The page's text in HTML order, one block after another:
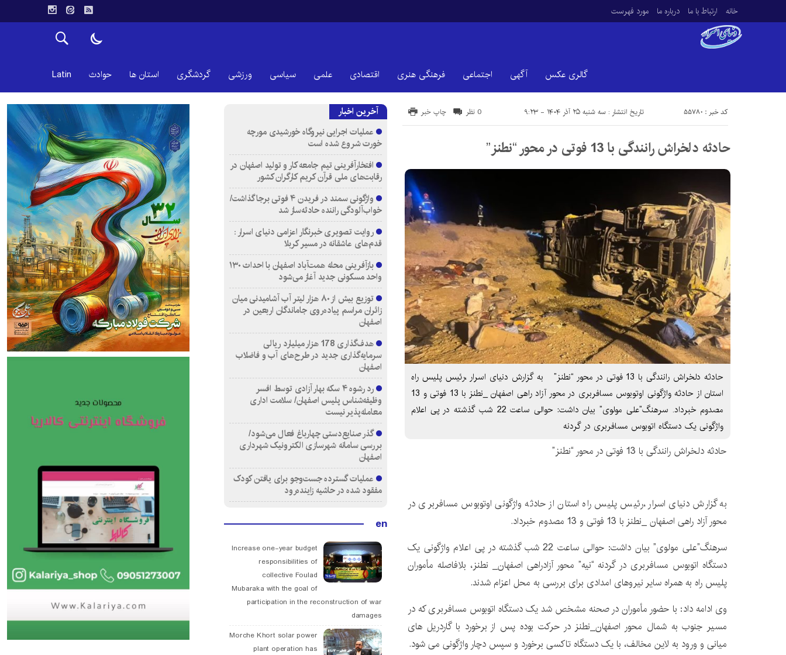
خانه ارتباط با ما درباره ما مورد فهرست
گالری عکس آگهی اجتماعی فرهنگی هنری اقتصادی علمی سیاسی ورزشی گردشگری استان ها حوادث Latin
تاریخ انتشار : سه شنبه ۲۵ آذر ۱۴۰۴ - ۹:۲۳ کد خبر : 55780 چاپ خبر 0 نظر
حادثه دلخراش رانندگی با 13 فوتی در محور “نطنز”
حادثه دلخراش رانندگی با 13 فوتی در محور “نطنز” به گزارش دنیای اسرار ،رئیس پلیس راه
استان از حادثه واژگونی اوتوبوس مسافربری در محور آزاد راهی اصفهان _نطنز با 13 فوتی و 13
مصدوم خبرداد. سرهنگ”علی مولوی” بیان داشت: حوالی ساعت 22 شب گذشته در پی اعلام
واژگونی یک دستگاه اتوبوس مسافربری در گردنه
حادثه دلخراش رانندگی با 13 فوتی در محور “نطنز”
به گزارش دنیای اسرار ،رئیس پلیس راه استان از حادثه واژگونی اوتوبوس مسافربری در
محور آزاد راهی اصفهان _نطنز با 13 فوتی و 13 مصدوم خبرداد.
سرهنگ”علی مولوی” بیان داشت: حوالی ساعت 22 شب گذشته در پی اعلام واژگونی یک
دستگاه اتوبوس مسافربری در گردنه “نیه” محور آزادراهی اصفهان_ نطنز، بلافاصله مأموران
پلیس راه به همراه سایر نیروهای امدادی برای بررسی به محل اعزام شدند.
وی ادامه داد: با حضور مأموران در صحنه مشخص شد یک دستگاه اتوبوس مسافربری که در
مسیر جنوب به شمال محور اصفهان_نطنز در حرکت بوده پس از برخورد با گاردریل های
میانی و ورود به لاین مخالف، با یک دستگاه تاکسی برخورد و سپس دچار واژگونی می شود.
آخرین اخبار
عملیات اجرایی نیروگاه خورشیدی مورچه
خورت شروع شده است
افتخارآفرینی تیم جامعه کار و تولید اصفهان در
رقابت‌های ملی قرآن کریم کارگران کشور
واژگونی سمند در فریدن ۴ فوتی برجا گذاشت/
خواب‌آلودگی راننده حادثه‌ساز شد
روایت تصویری خبرنگار اعزامی دنیای اسرار :
قدم‌های عاشقانه در مسیر کربلا
بازآفرینی محله همت‌آباد اصفهان با احداث ۱۳۰
واحد مسکونی جدید آغاز می‌شود
توزیع بیش از ۸۰ هزار لیتر آب آشامیدنی میان
زائران مراسم پیاده‌روی جاماندگان اربعین در
اصفهان
هدف‌گذاری 178 هزار میلیارد ریالی
سرمایه‌گذاری جدید در طرح‌های آب و فاضلاب
اصفهان
رد رشوه ۴ سکه بهار آزادی توسط افسر
وظیفه‌شناس پلیس اصفهان/ سلامت اداری
معامله‌پذیر نیست
گذر صنایع‌دستی چهارباغ فعال می‌شود/
بررسی سامانه شهرسازی الکترونیک شهرداری
اصفهان
عملیات گسترده جست‌وجو برای یافتن کودک
مفقود شده در حاشیه زاینده‌رود
en
Increase one-year budget
responsibilities of
collective Foulad
Mubaraka with the goal of
participation in the reconstruction of war
damages
Morche Khort solar power
plant operation has